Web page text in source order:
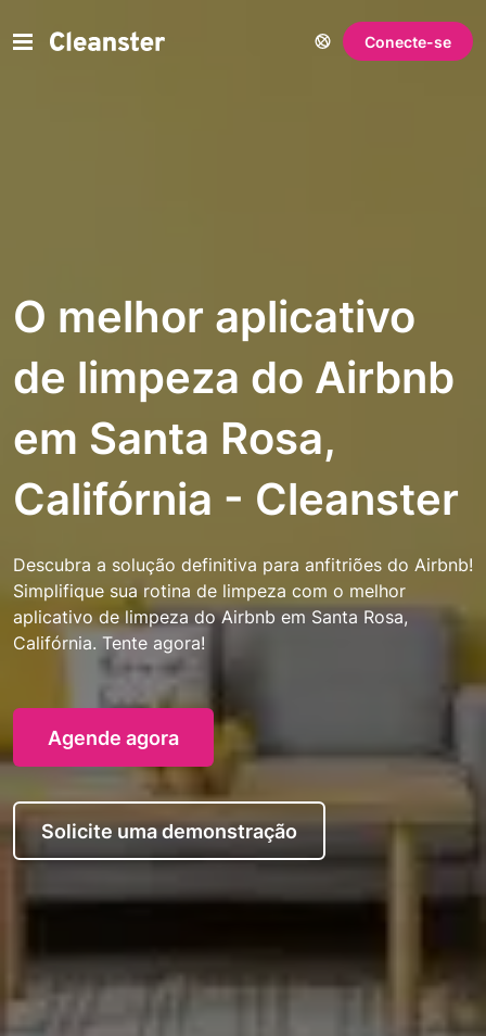
Conecte-se
O melhor aplicativo
de limpeza do Airbnb
em Santa Rosa,
Califórnia - Cleanster
Descubra a solução definitiva para anfitriões do Airbnb!
Simplifique sua rotina de limpeza com o melhor
aplicativo de limpeza do Airbnb em Santa Rosa,
Califórnia. Tente agora!
Agende agora
Solicite uma demonstração